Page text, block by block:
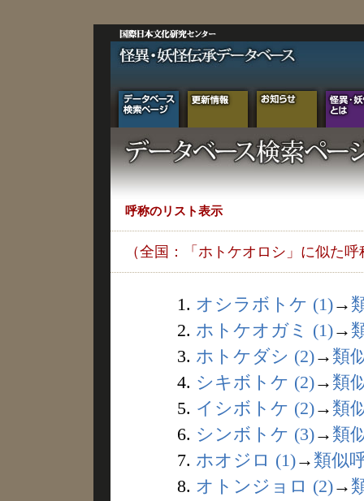
呼称のリスト表示
（全国：「ホトケオロシ」に似た呼
1. オシラボトケ (1)→
2. ホトケオガミ (1)→
3. ホトケダシ (2)→ 類
4. シキボトケ (2)→ 類
5. イシボトケ (2)→ 類
6. シンボトケ (3)→ 類
7. ホオジロ (1)→ 類似
8. オトンジョロ (2)→